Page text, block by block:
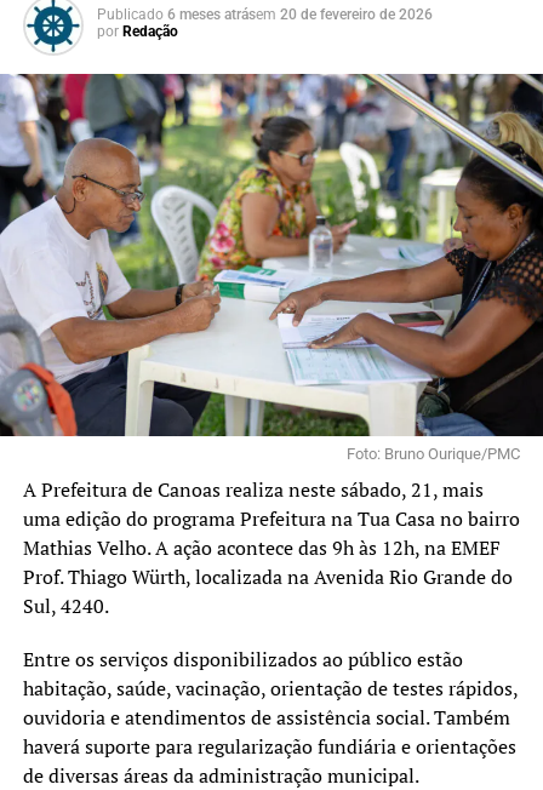
Publicado 6 meses atrásem 20 de fevereiro de 2026
por Redação
Foto: Bruno Ourique/PMC
A Prefeitura de Canoas realiza neste sábado, 21, mais
uma edição do programa Prefeitura na Tua Casa no bairro
Mathias Velho. A ação acontece das 9h às 12h, na EMEF
Prof. Thiago Würth, localizada na Avenida Rio Grande do
Sul, 4240.
Entre os serviços disponibilizados ao público estão
habitação, saúde, vacinação, orientação de testes rápidos,
ouvidoria e atendimentos de assistência social. Também
haverá suporte para regularização fundiária e orientações
de diversas áreas da administração municipal.